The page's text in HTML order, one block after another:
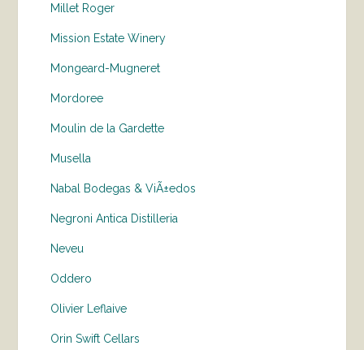
Millet Roger
Mission Estate Winery
Mongeard-Mugneret
Mordoree
Moulin de la Gardette
Musella
Nabal Bodegas & ViÃ±edos
Negroni Antica Distilleria
Neveu
Oddero
Olivier Leflaive
Orin Swift Cellars